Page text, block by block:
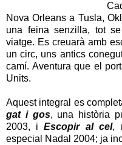
Nova Orleans a Tusla,
una feina senzilla, tot
viatge. Es creuarà amb
un circ, uns antics
camí. Aventura que el
Units.
Aquest integral es
gat i gos, una història
2003, iEscopir al cel,
especial Nadal 2004; ja